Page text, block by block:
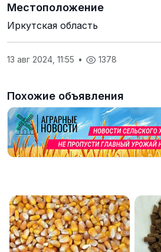
Местоположение
Иркутская область
13 авг 2024, 11:55 • 1378
Похожие объявления